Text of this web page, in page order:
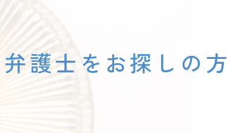
護士をお探しの方